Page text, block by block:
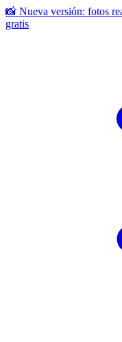
📸 Nueva versión: fotos
gratis